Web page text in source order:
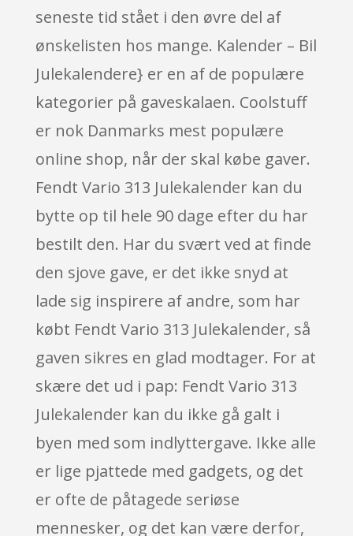
seneste tid stået i den øvre del af
ønskelisten hos mange. Kalender – Bil
Julekalendere} er en af de populære
kategorier på gaveskalaen. Coolstuff
er nok Danmarks mest populære
online shop, når der skal købe gaver.
Fendt Vario 313 Julekalender kan du
bytte op til hele 90 dage efter du har
bestilt den. Har du svært ved at finde
den sjove gave, er det ikke snyd at
lade sig inspirere af andre, som har
købt Fendt Vario 313 Julekalender, så
gaven sikres en glad modtager. For at
skære det ud i pap: Fendt Vario 313
Julekalender kan du ikke gå galt i
byen med som indlyttergave. Ikke alle
er lige pjattede med gadgets, og det
er ofte de påtagede seriøse
mennesker, og det kan være derfor,